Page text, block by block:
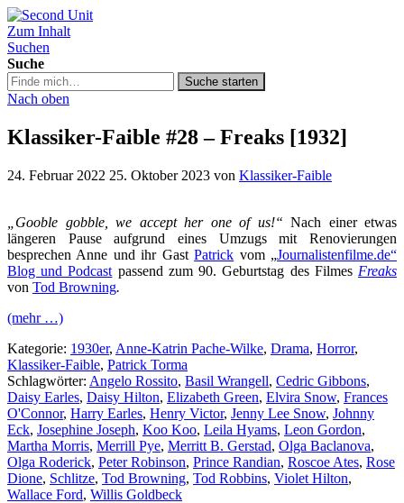
Second Unit
Zum Inhalt
Suchen
Suche
Suche
in
podcast.de/
Suche starten
Nach oben
Klassiker-Faible #28 – Freaks [1932]
24. Februar 2022 25. Oktober 2023 von Klassiker-Faible
„Gooble gobble, we accept her one of us!“ Nach einer etwas
längeren Pause aufgrund eines Umzugs mit Renovierungen
besprechen Anne und ihr GastPatrick vom „Journalistenfilme.de“
Blog und Podcast passend zum 90. Geburtstag des Filmes Freaks
von Tod Browning.
(mehr …)
Kategorie: 1930er, Anne-Katrin Pache-Wilke, Drama, Horror,
Klassiker-Faible, Patrick Torma
Schlagwörter: Angelo Rossito, Basil Wrangell, Cedric Gibbons,
Daisy Earles, Daisy Hilton, Elizabeth Green, Elvira Snow, Frances
O'Connor, Harry Earles, Henry Victor, Jenny Lee Snow, Johnny
Eck, Josephine Joseph, Koo Koo, Leila Hyams, Leon Gordon,
Martha Morris, Merrill Pye, Merritt B. Gerstad, Olga Baclanova,
Olga Roderick, Peter Robinson, Prince Randian, Roscoe Ates, Rose
Dione, Schlitze, Tod Browning, Tod Robbins, Violet Hilton,
Wallace Ford, Willis Goldbeck